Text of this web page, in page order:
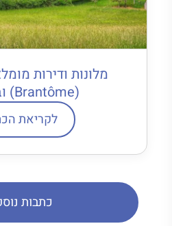
מלונות ודירות
(Brantôme) ובסביבה
לקריאת
כתבות